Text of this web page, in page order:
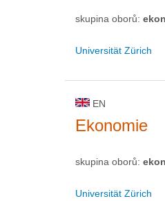
skupina oborů:
Universität Zürich
EN
Ekonomie
skupina oborů:
Universität Zürich